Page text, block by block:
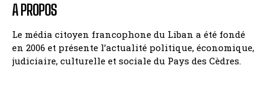
A PROPOS
Le média citoyen francophone du Liban a été fondé
en 2006 et présente l’actualité politique, économique,
judiciaire, culturelle et sociale du Pays des Cèdres.